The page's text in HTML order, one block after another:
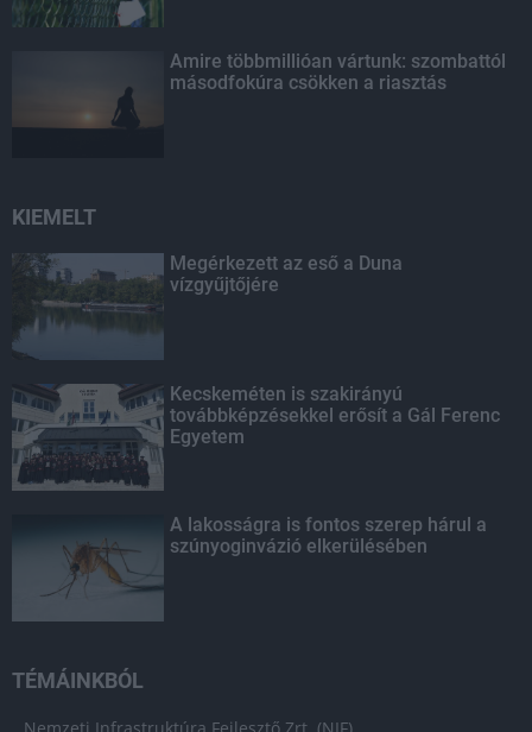
Amire többmillióan vártunk: szombattól
másodfokúra csökken a riasztás
KIEMELT
Megérkezett az eső a Duna
vízgyűjtőjére
Kecskeméten is szakirányú
továbbképzésekkel erősít a Gál Ferenc
Egyetem
A lakosságra is fontos szerep hárul a
szúnyoginvázió elkerülésében
TÉMÁINKBÓL